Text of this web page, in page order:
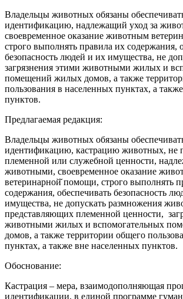
Владельцы животных обязаны
идентификацию, надлежащий уход за
своевременное оказание животным
строго выполнять правила их содержания,
безопасность людей и их имущества, не
загрязнения этими животными жилых и
помещений жилых домов, а также
пользования в населенных пунктах, а
пунктов.
Предлагаемая редакция:
Владельцы животных обязаны
идентификацию, кастрацию животных, не
племенной или служебной ценности,
животными, своевременное оказание
ветеринарной̆ помощи, строго выполнять
содержания, обеспечивать безопасность
имущества, не допускать размножения
представляющих племенной ценности,
животными жилых и вспомогательных
домов, а также территории общего
пунктах, а также вне населенных пунктов.
Обоснование:
Кастрация – мера, взаимодополняющая
идентификации, в единой программе